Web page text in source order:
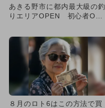
あきる野市に都内最大級の釣
りエリアOPEN 初心者OK
８月のロト6はこの方法で買